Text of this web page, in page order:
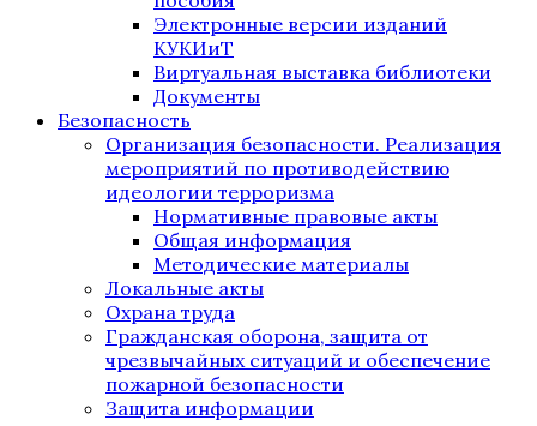
Электронные версии изданий
КУКИиТ
Виртуальная выставка библиотеки
Документы
Безопасность
Организация безопасности. Реализация
мероприятий по противодействию
идеологии терроризма
Нормативные правовые акты
Общая информация
Методические материалы
Локальные акты
Охрана труда
Гражданская оборона, защита от
чрезвычайных ситуаций и обеспечение
пожарной безопасности
Защита информации